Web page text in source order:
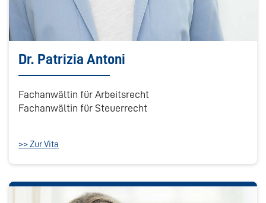
Dr. Patrizia Antoni
Fachanwältin für Arbeitsrecht
Fachanwältin für Steuerrecht
>> Zur Vita